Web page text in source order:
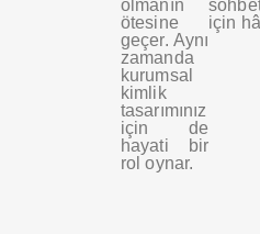
olmanın
ötesine
geçer. Aynı
zamanda
kurumsal
kimlik
tasarımınız
için de
hayati bir
rol oynar.
için